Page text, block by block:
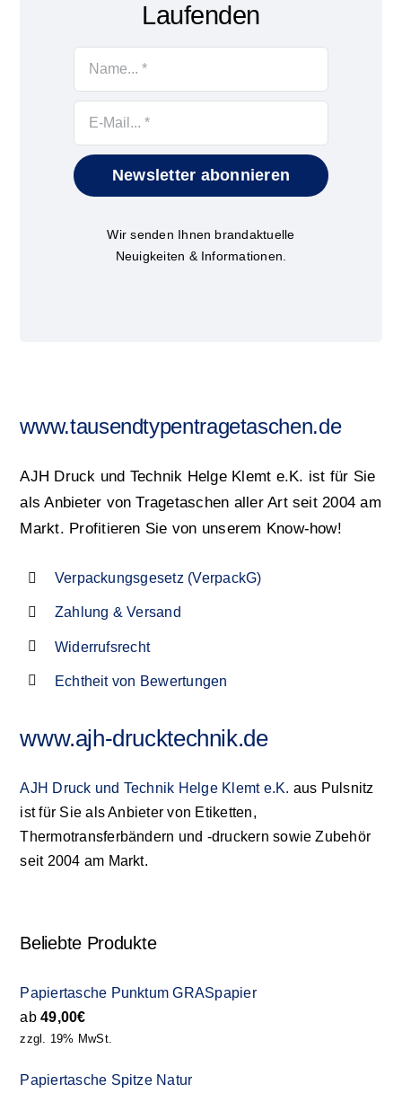
Laufenden
Newsletter abonnieren
Wir senden Ihnen brandaktuelle
Neuigkeiten & Informationen.
www.tausendtypentragetaschen.de
AJH Druck und Technik Helge Klemt e.K. ist für Sie
als Anbieter von Tragetaschen aller Art seit 2004 am
Markt. Profitieren Sie von unserem Know-how!
Verpackungsgesetz (VerpackG)
Zahlung & Versand
Widerrufsrecht
Echtheit von Bewertungen
www.ajh-drucktechnik.de
AJH Druck und Technik Helge Klemt e.K. aus Pulsnitz
ist für Sie als Anbieter von Etiketten,
Thermotransferbändern und -druckern sowie Zubehör
seit 2004 am Markt.
Beliebte Produkte
Papiertasche Punktum GRASpapier
ab49,00€
zzgl. 19% MwSt.
Papiertasche Spitze Natur